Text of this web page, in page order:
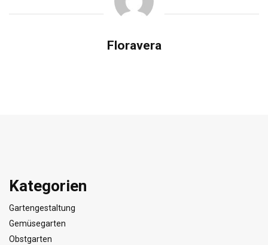
Floravera
Kategorien
Gartengestaltung
Gemüsegarten
Obstgarten